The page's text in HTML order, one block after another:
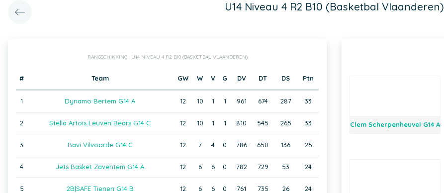
U14 Niveau 4 R2 B10 (Basketbal Vlaanderen)
RANGSCHIKKING : U14 NIVEAU 4 R2 B10 (BASKETBAL VLAANDEREN)
# Team GW W V G DV DT DS Ptn
1 Dynamo Bertem G14 A 12 10 1 1 961 674 287 33
2 Stella Artois Leuven Bears G14 C 12 10 1 1 810 545 265 33
3 Bavi Vilvoorde G14 C 12 7 4 0 786 650 136 25
4 Jets Basket Zaventem G14 A 12 6 6 0 782 729 53 24
5 2B|SAFE Tienen G14 B 12 6 6 0 761 735 26 24
Clem Scherpenheuvel G14 A